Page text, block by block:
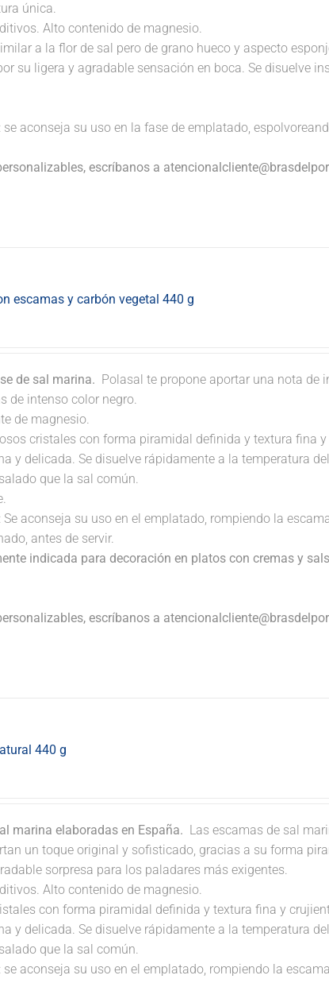
única.
Alto contenido de magnesio.
a la flor de sal pero de grano hueco y aspecto
su ligera y agradable sensación en boca. Se disuelve
se aconseja su uso en la fase de emplatado,
escríbanos a
escamas y carbón vegetal 440 g
de sal marina. Polasal te propone aportar una nota de
de intenso color negro.
de magnesio.
cristales con forma piramidal definida y textura fina y
y delicada. Se disuelve rápidamente a la temperatura
que la sal común.
Se aconseja su uso en el emplatado, rompiendo la
antes de servir.
indicada para decoración en platos con cremas y
escríbanos a
440 g
marina elaboradas en España. Las escamas de sal
un toque original y sofisticado, gracias a su forma
sorpresa para los paladares más exigentes.
Alto contenido de magnesio.
con forma piramidal definida y textura fina y
y delicada. Se disuelve rápidamente a la temperatura
que la sal común.
se aconseja su uso en el emplatado, rompiendo la